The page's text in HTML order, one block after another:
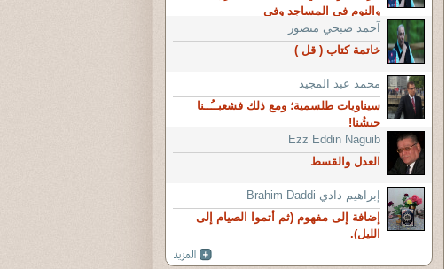
والنوم فى المساجد وفي
آحمد صبحي منصور
خاتمة كتاب ( قل )
محمد عبد المجيد
سيناويات طلسمية؛ ومع ذلك فشعبــُــنا
جيشُنا!
Ezz Eddin Naguib
العدل والقسط
إبراهيم دادي Brahim Daddi
إضافة إلى مفهوم (ثم أتموا الصيام إلى
الليل).